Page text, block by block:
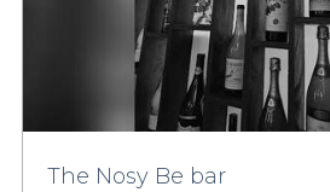
The Nosy Be bar